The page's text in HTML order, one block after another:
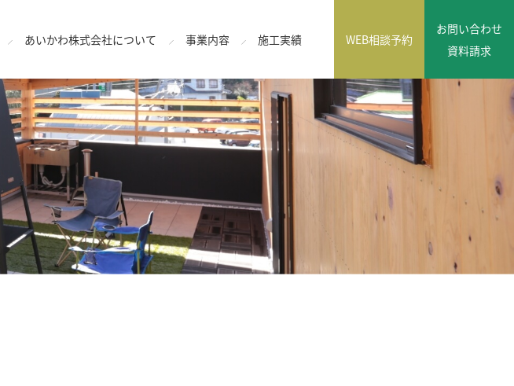
あいかわ株式会社について 事業内容 施工実績 WEB相談予約
お問い合わせ
資料請求